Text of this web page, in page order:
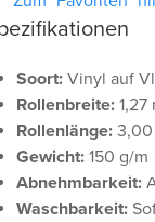
Soort: Vinyl auf
Rollenbreite:
Rollenlänge: 3,00
Gewicht: 150 g/m
Abnehmbarkeit:
Waschbarkeit: